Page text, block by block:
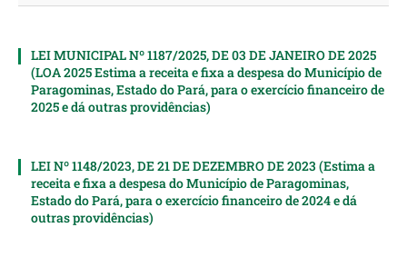
LEI MUNICIPAL Nº 1187/2025, DE 03 DE JANEIRO DE 2025
(LOA 2025 Estima a receita e fixa a despesa do Município de
Paragominas, Estado do Pará, para o exercício financeiro de
2025 e dá outras providências)
LEI Nº 1148/2023, DE 21 DE DEZEMBRO DE 2023 (Estima a
receita e fixa a despesa do Município de Paragominas,
Estado do Pará, para o exercício financeiro de 2024 e dá
outras providências)